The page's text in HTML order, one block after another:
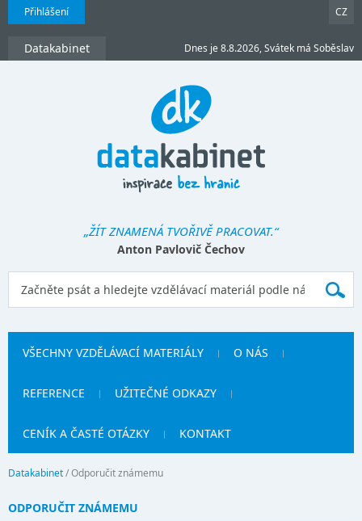
Přihlášení CZ
Datakabinet Dnes je 8.8.2026, Svátek má Soběslav
„ŽÍT ZNAMENÁ TVOŘIVĚ PRACOVAT.“
Anton Pavlovič Čechov
VŠECHNY VZDĚLÁVACÍ MATERIÁLY O NÁS
REFERENCE UŽITEČNÉ ODKAZY
CENÍK A ČASTÉ OTÁZKY KONTAKT
Datakabinet/Odporučit známemu
ODPORUČIT ZNÁMEMU